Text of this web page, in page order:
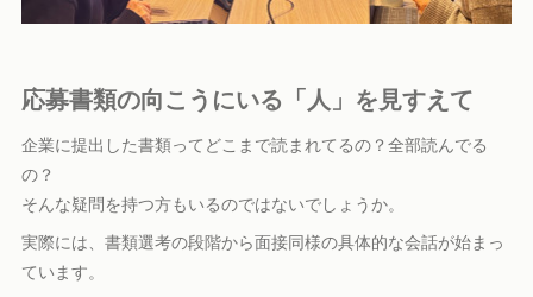
応募書類の向こうにいる「人」を見すえて
企業に提出した書類ってどこまで読まれてるの？全部読んでる
の？
そんな疑問を持つ方もいるのではないでしょうか。
実際には、書類選考の段階から面接同様の具体的な会話が始まっ
ています。